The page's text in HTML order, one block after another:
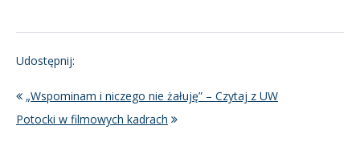
Udostępnij:
„Wspominam i niczego nie żałuję” – Czytaj z UW
Potocki w filmowych kadrach